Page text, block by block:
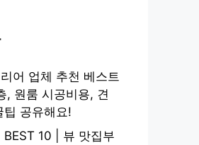
어 업체 추천 베스트
, 원룸 시공비용, 견
팁 공유해요!
BEST 10 | 뷰 맛집부